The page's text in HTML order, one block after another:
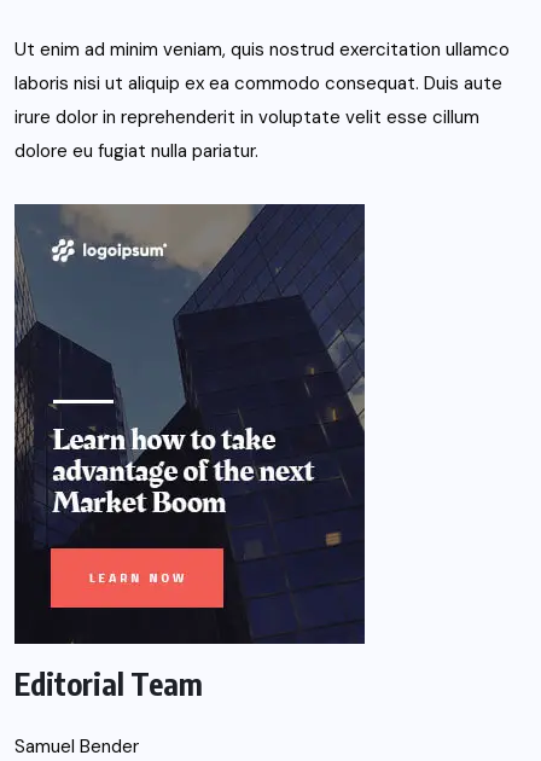
Ut enim ad minim veniam, quis nostrud exercitation ullamco
laboris nisi ut aliquip ex ea commodo consequat. Duis aute
irure dolor in reprehenderit in voluptate velit esse cillum
dolore eu fugiat nulla pariatur.
Editorial Team
Samuel Bender